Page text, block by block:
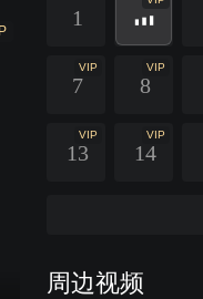
1
VIP
7
VIP
8
VIP
13
VIP
14
周边视频